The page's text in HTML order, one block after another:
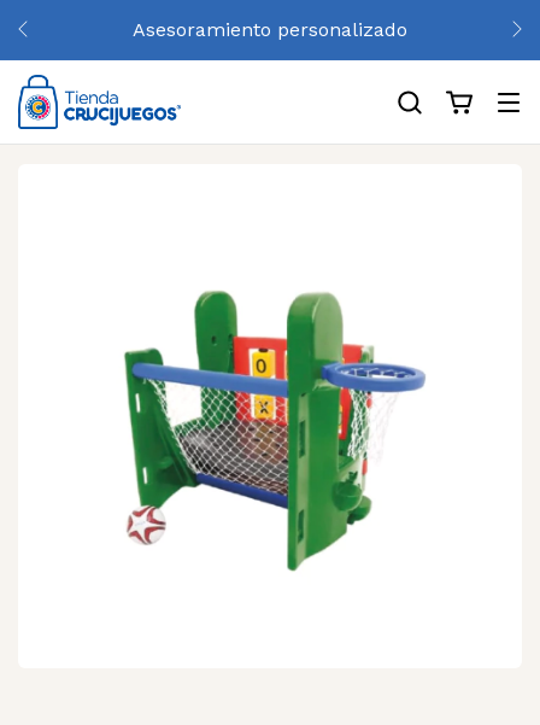
Hasta 3 cuotas sin interés y 10% de descuento por
transferencia